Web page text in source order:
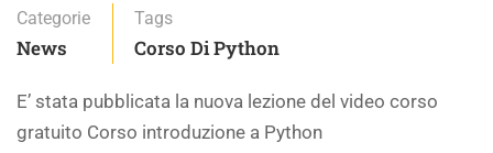
Categorie
News
Tags
Corso Di Python
E’ stata pubblicata la nuova lezione del video corso
gratuito Corso introduzione a Python